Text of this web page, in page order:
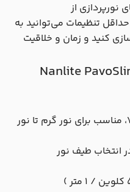
از
تنظیمات می‌توانید به
کنید و زمان و خلاقیت
از ۲۷۰۰K تا 7۵۰۰K، مناسب برای نور گرم تا نور
انتخاب طیف نور